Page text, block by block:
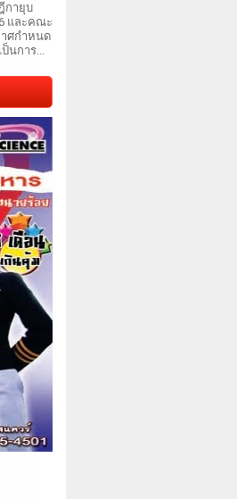
ายุบ
และคณะ
าศกำหนด
นการ...